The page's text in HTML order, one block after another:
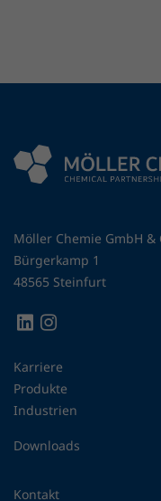
Möller Chemie GmbH &
Bürgerkamp 1
48565 Steinfurt
Karriere
Produkte
Industrien
Downloads
Kontakt